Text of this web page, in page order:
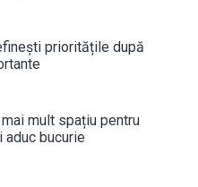
prioritățile după
mult spațiu pentru
aduc bucurie